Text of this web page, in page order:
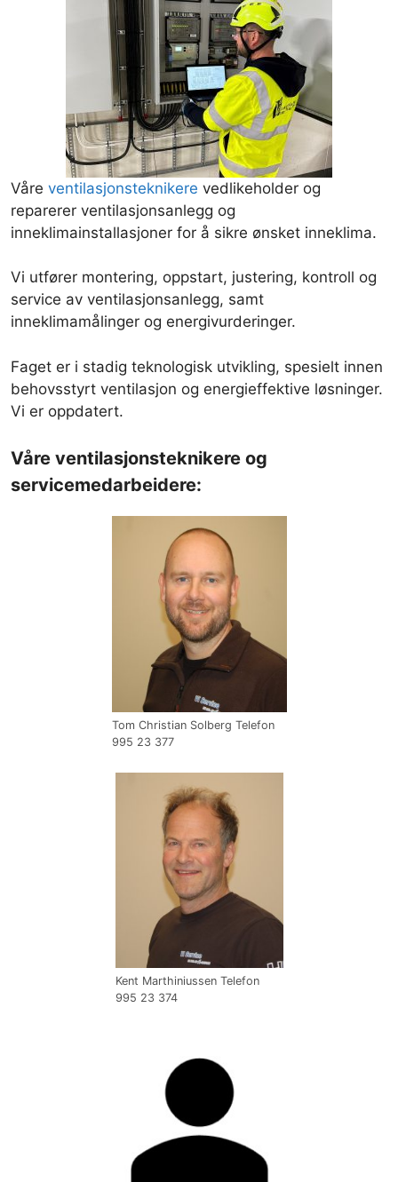
Våre ventilasjonsteknikere vedlikeholder og
reparerer ventilasjonsanlegg og
inneklimainstallasjoner for å sikre ønsket inneklima.
Vi utfører montering, oppstart, justering, kontroll og
service av ventilasjonsanlegg, samt
inneklimamålinger og energivurderinger.
Faget er i stadig teknologisk utvikling, spesielt innen
behovsstyrt ventilasjon og energieffektive løsninger.
Vi er oppdatert.
Våre ventilasjonsteknikere og
servicemedarbeidere:
Tom Christian Solberg Telefon
995 23 377
Kent Marthiniussen Telefon
995 23 374